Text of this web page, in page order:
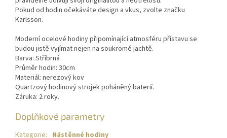
Pokud od hodin očekáváte design a vkus, zvolte značku
Karlsson.
Moderní ocelové hodiny připomínající atmosféru přístavu se
budou jistě vyjímat nejen na soukromé jachtě.
Barva: Stříbrná
Průměr hodin: 30cm
Materiál: nerezový kov
Quartzový hodinový strojek poháněný baterií.
Záruka: 2 roky.
Doplňkové parametry
Kategorie: Nástěnné hodiny